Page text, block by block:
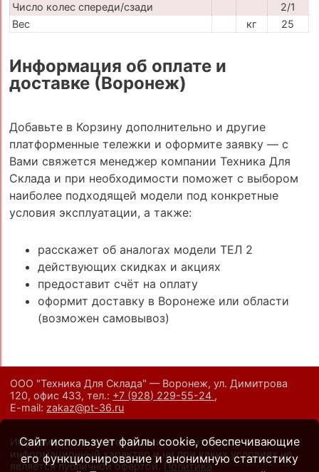
Число колес спереди/сзади
2/1
Вес
кг 25
Информация об оплате и
доставке (Воронеж)
Добавьте в Корзину дополнительно и другие
платформенные тележки и оформите заявку — с
Вами свяжется менеджер компании Техника Для
Склада и при необходимости поможет с выбором
наиболее подходящей модели под конкретные
условия эксплуатации, а также:
расскажет об аналогах модели ТЕЛ 2
действующих скидках и акциях
предоставит счёт на оплату
оформит доставку в Воронеже или области
(возможен самовывоз)
ООО "Техника Для Склада" — Воронеж, ул. Димитрова
120, офис 433,тел.: +7 (928) 229-55-24 ,
E-mail: zakaz@pt-36.ru
Информация на сайте носит исключительно
информационный характер и ни при каких условиях не
является публичной офертой. Политика
Сайт использует файлы cookie, обеспечивающие
его функционирование и анонимную статистику